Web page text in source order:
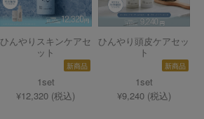
ひんやりスキンケアセ
ット
新商品
1set
¥12,320 (税込)
ひんやり頭皮ケアセッ
ト
新商品
1set
¥9,240 (税込)